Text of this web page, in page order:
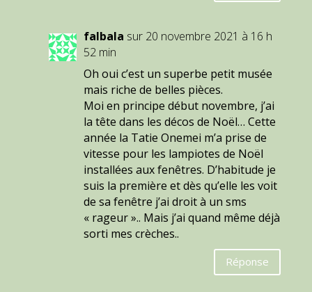
falbala sur 20 novembre 2021 à 16 h
52 min
Oh oui c’est un superbe petit musée
mais riche de belles pièces.
Moi en principe début novembre, j’ai
la tête dans les décos de Noël… Cette
année la Tatie Onemei m’a prise de
vitesse pour les lampiotes de Noël
installées aux fenêtres. D’habitude je
suis la première et dès qu’elle les voit
de sa fenêtre j’ai droit à un sms
« rageur ».. Mais j’ai quand même déjà
sorti mes crèches..
Réponse